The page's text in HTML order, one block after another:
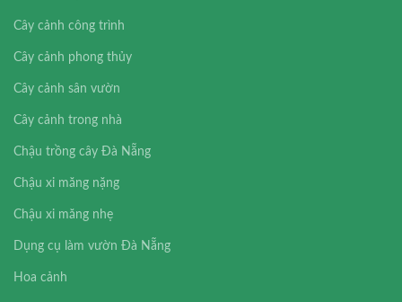
Cây cảnh công trình
Cây cảnh phong thủy
Cây cảnh sân vườn
Cây cảnh trong nhà
Chậu trồng cây Đà Nẵng
Chậu xi măng nặng
Chậu xi măng nhẹ
Dụng cụ làm vườn Đà Nẵng
Hoa cảnh